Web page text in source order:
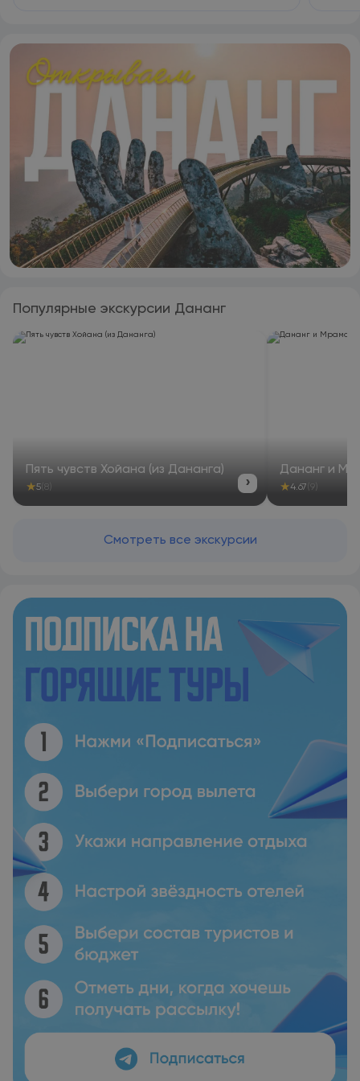
Популярные экскурсии Дананг
Пять чувств Хойана (из Дананга)
★5 (8) ›
Дананг и
★4.67 (9)
Смотреть все экскурсии